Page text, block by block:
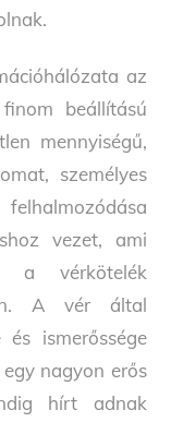
az
beállítású
mennyiségű,
személyes
vezet, ami
a vérkötelék
A vér által
ismerőssége
nagyon erős
hírt adnak